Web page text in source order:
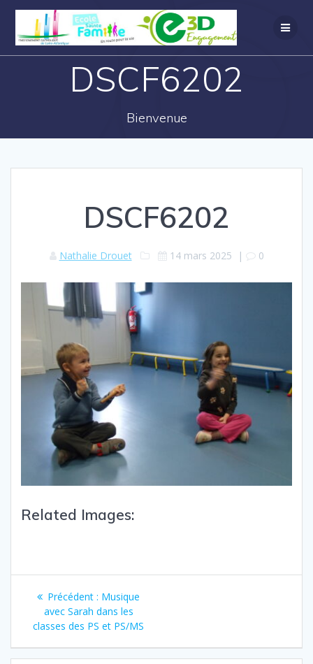
DSCF6202
Bienvenue
DSCF6202
Nathalie Drouet 14 mars 2025 | 0
Related Images:
Précédent : Musique
avec Sarah dans les
classes des PS et PS/MS